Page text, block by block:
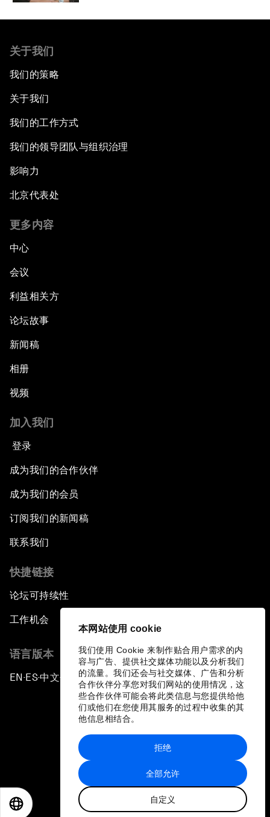
本网站使用 cookie
我们使用 Cookie 来制作贴合用户需求的内
容与广告、提供社交媒体功能以及分析我们
的流量。我们还会与社交媒体、广告和分析
合作伙伴分享您对我们网站的使用情况，这
些合作伙伴可能会将此类信息与您提供给他
们或他们在您使用其服务的过程中收集的其
他信息相结合。
全部允许
自定义
拒绝
关于我们
我们的策略
关于我们
我们的工作方式
我们的领导团队与组织治理
影响力
北京代表处
更多内容
中心
会议
利益相关方
论坛故事
新闻稿
相册
视频
加入我们
登录
成为我们的合作伙伴
成为我们的会员
订阅我们的新闻稿
联系我们
快捷链接
论坛可持续性
工作机会
语言版本
EN ▪ES▪中文▪ 日本語
站点地图
世界经济论坛